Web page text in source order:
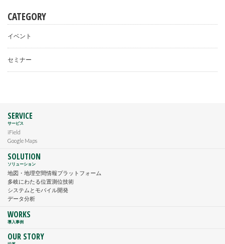
CATEGORY
イベント
セミナー
SERVICE
サービス
iField
Google Maps
SOLUTION
ソリューション
地図・地理空間情報プラットフォーム
多岐にわたる位置測位技術
システムとモバイル開発
データ分析
WORKS
導入事例
OUR STORY